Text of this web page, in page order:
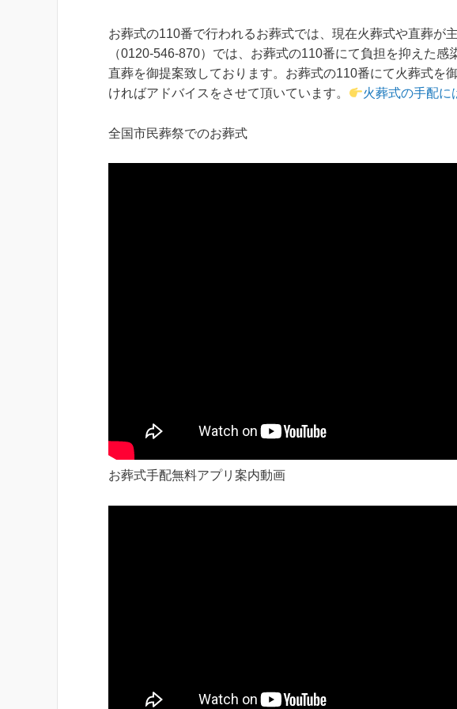
お葬式の110番で行われるお葬式では、現在火葬式や直葬が
（0120-546-870）では、お葬式の110番にて負担を抑えた
直葬を御提案致しております。お葬式の110番にて火葬式を
ければアドバイスをさせて頂いています。
火葬式の手配に
全国市民葬祭でのお葬式
お葬式手配無料アプリ案内動画